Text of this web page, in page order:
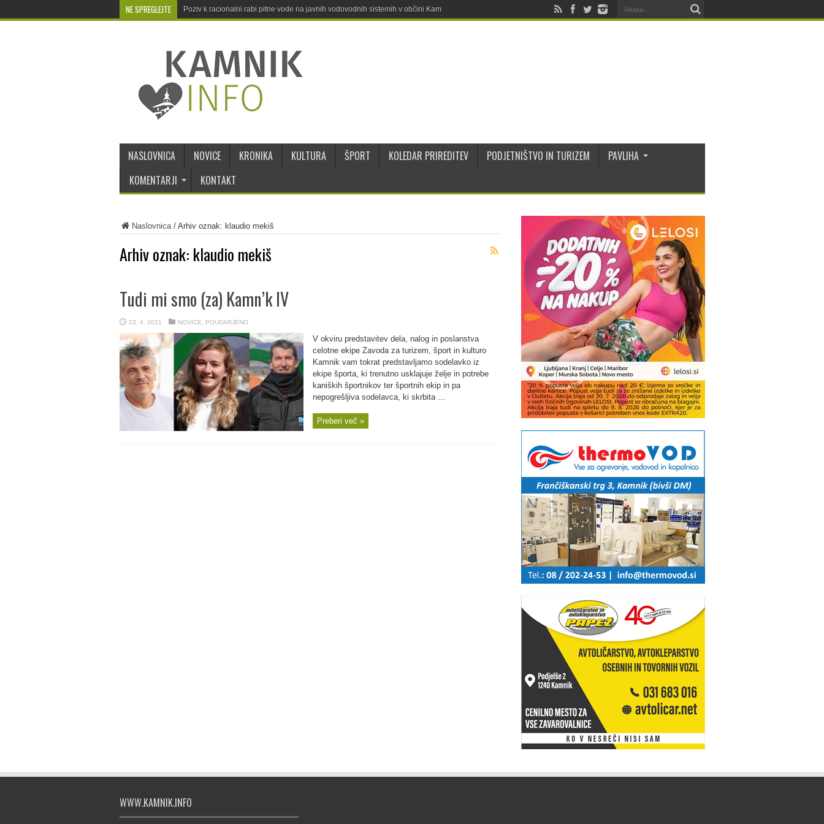
NE SPREGLEJTE Poziv k racionalni rabi pitne vode na javnih vodovodnih sistemih v občini Kamnik
NASLOVNICA NOVICE KRONIKA KULTURA ŠPORT KOLEDAR PRIREDITEV PODJETNIŠTVO IN TURIZEM
PAVLIHA
KOMENTARJI
KONTAKT
Naslovnica/ Arhiv oznak: klaudio mekiš
Arhiv oznak: klaudio mekiš
Tudi mi smo (za) Kamn’k IV
23. 4. 2021 NOVICE POUDARJENO
V okviru predstavitev dela, nalog in poslanstva
celotne ekipe Zavoda za turizem, šport in kulturo
Kamnik vam tokrat predstavljamo sodelavko iz
ekipe športa, ki trenutno usklajuje želje in potrebe
kaniških športnikov ter športnih ekip in pa
nepogrešljiva sodelavca, ki skrbita ...
Preberi več »
WWW.KAMNIK.INFO